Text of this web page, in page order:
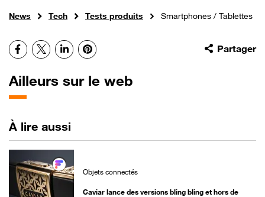
News Tech Tests produits Smartphones / Tablettes
Partager
Facebook
X LinkedInPinterest
Ailleurs sur le web
À lire aussi
Objets connectés
Caviar lance des versions bling bling et hors de